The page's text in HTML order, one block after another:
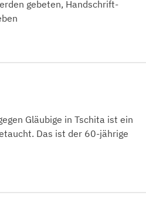
gebeten, Handschrift-
Gläubige in Tschita ist ein
Das ist der 60-jährige